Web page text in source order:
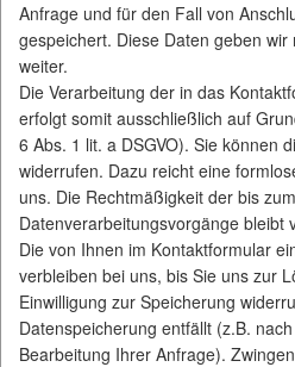
Anfrage und für den Fall von
gespeichert. Diese Daten geben
weiter.
Die Verarbeitung der in das
erfolgt somit ausschließlich auf
6 Abs. 1 lit. a DSGVO). Sie können
widerrufen. Dazu reicht eine
uns. Die Rechtmäßigkeit der bis
Datenverarbeitungsvorgänge bleibt
Die von Ihnen im Kontaktformular
verbleiben bei uns, bis Sie uns zur
Einwilligung zur Speicherung
Datenspeicherung entfällt (z.B.
Bearbeitung Ihrer Anfrage).